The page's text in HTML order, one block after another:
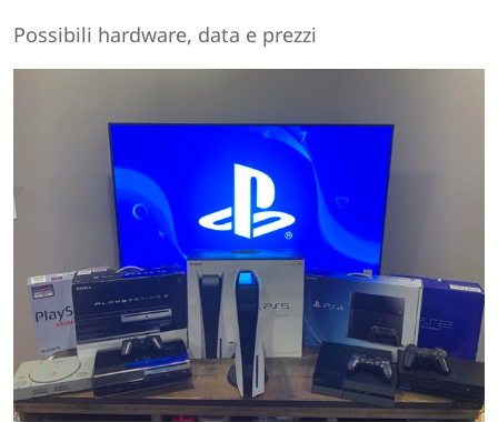
Possibili hardware, data e prezzi